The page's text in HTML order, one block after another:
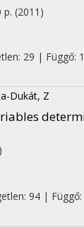
p. (2011)
29 | Függő:
Dukát, Z
94 |